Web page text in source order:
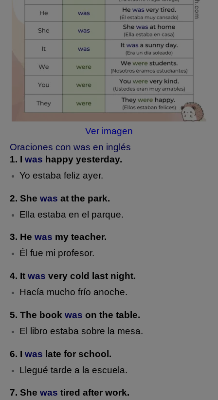
Ver imagen
Oraciones con was en inglés
1. I was happy yesterday.
Yo estaba feliz ayer.
2. She was at the park.
Ella estaba en el parque.
3. He was my teacher.
Él fue mi profesor.
4. It was very cold last night.
Hacía mucho frío anoche.
5. The book was on the table.
El libro estaba sobre la mesa.
6. I was late for school.
Llegué tarde a la escuela.
7. She was tired after work.